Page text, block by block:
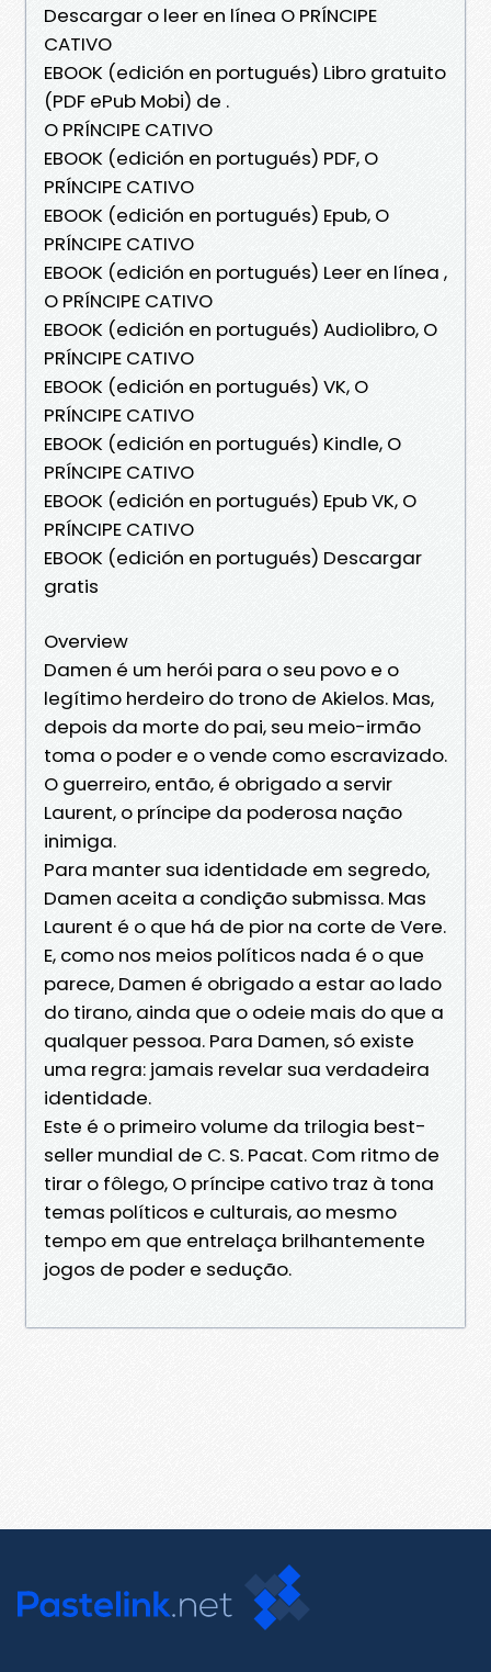
Descargar o leer en línea O PRÍNCIPE
CATIVO
EBOOK (edición en portugués) Libro gratuito
(PDF ePub Mobi) de .
O PRÍNCIPE CATIVO
EBOOK (edición en portugués) PDF, O
PRÍNCIPE CATIVO
EBOOK (edición en portugués) Epub, O
PRÍNCIPE CATIVO
EBOOK (edición en portugués) Leer en línea ,
O PRÍNCIPE CATIVO
EBOOK (edición en portugués) Audiolibro, O
PRÍNCIPE CATIVO
EBOOK (edición en portugués) VK, O
PRÍNCIPE CATIVO
EBOOK (edición en portugués) Kindle, O
PRÍNCIPE CATIVO
EBOOK (edición en portugués) Epub VK, O
PRÍNCIPE CATIVO
EBOOK (edición en portugués) Descargar
gratis
Overview
Damen é um herói para o seu povo e o
legítimo herdeiro do trono de Akielos. Mas,
depois da morte do pai, seu meio-irmão
toma o poder e o vende como escravizado.
O guerreiro, então, é obrigado a servir
Laurent, o príncipe da poderosa nação
inimiga.
Para manter sua identidade em segredo,
Damen aceita a condição submissa. Mas
Laurent é o que há de pior na corte de Vere.
E, como nos meios políticos nada é o que
parece, Damen é obrigado a estar ao lado
do tirano, ainda que o odeie mais do que a
qualquer pessoa. Para Damen, só existe
uma regra: jamais revelar sua verdadeira
identidade.
Este é o primeiro volume da trilogia best-
seller mundial de C. S. Pacat. Com ritmo de
tirar o fôlego, O príncipe cativo traz à tona
temas políticos e culturais, ao mesmo
tempo em que entrelaça brilhantemente
jogos de poder e sedução.